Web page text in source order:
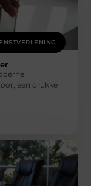
een drukke